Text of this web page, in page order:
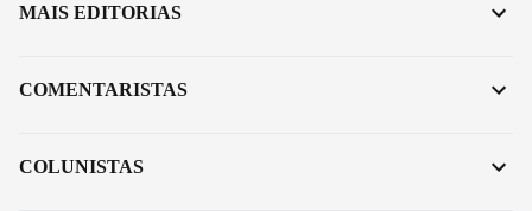
MAIS EDITORIAS
COMENTARISTAS
COLUNISTAS